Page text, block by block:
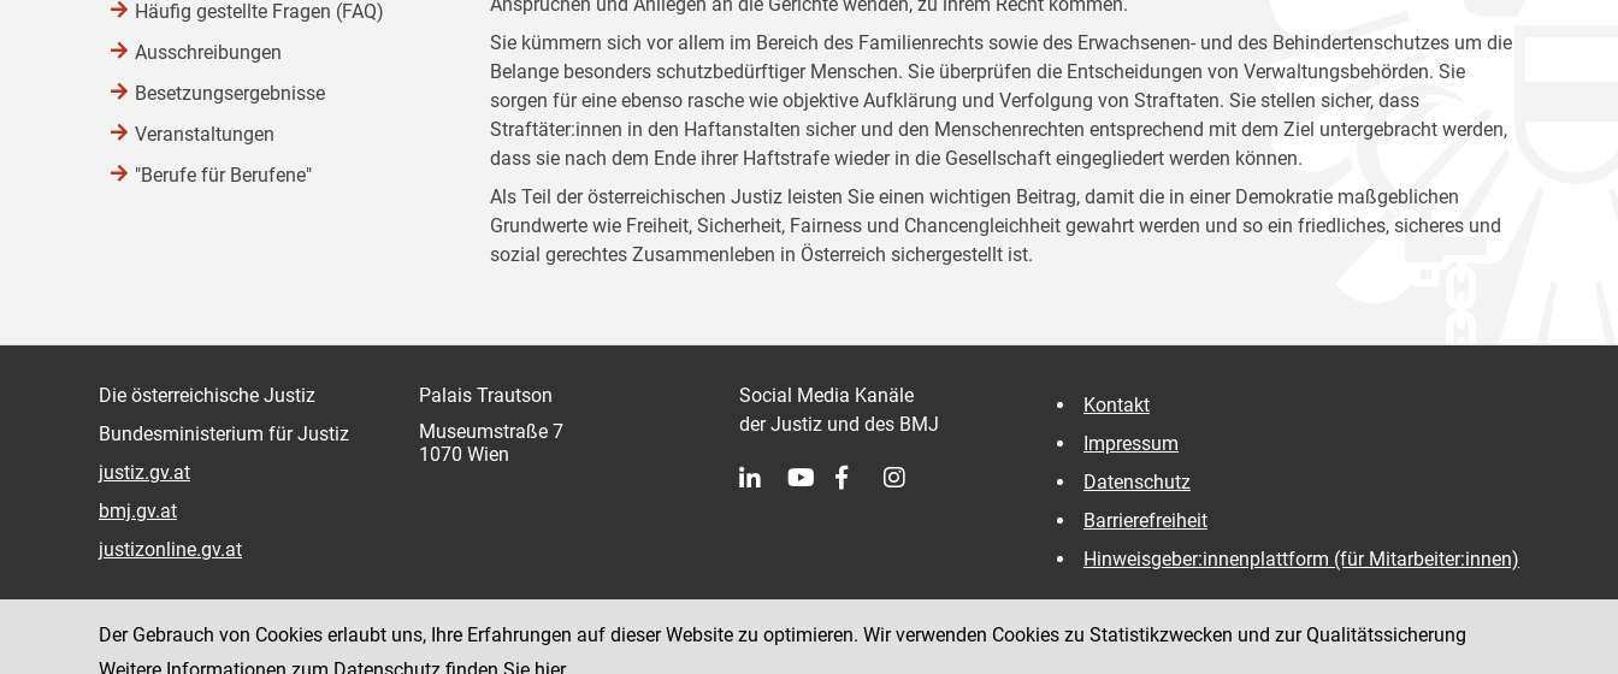
Sie kümmern sich vor allem im Bereich des Familienrechts sowie des Erwachsenen- und des Behindertenschutzes um die
Belange besonders schutzbedürftiger Menschen. Sie überprüfen die Entscheidungen von Verwaltungsbehörden. Sie
sorgen für eine ebenso rasche wie objektive Aufklärung und Verfolgung von Straftaten. Sie stellen sicher, dass
Straftäter:innen in den Haftanstalten sicher und den Menschenrechten entsprechend mit dem Ziel untergebracht werden,
dass sie nach dem Ende ihrer Haftstrafe wieder in die Gesellschaft eingegliedert werden können.
Als Teil der österreichischen Justiz leisten Sie einen wichtigen Beitrag, damit die in einer Demokratie maßgeblichen
Grundwerte wie Freiheit, Sicherheit, Fairness und Chancengleichheit gewahrt werden und so ein friedliches, sicheres und
sozial gerechtes Zusammenleben in Österreich sichergestellt ist.
Häufig gestellte Fragen (FAQ)
Ausschreibungen
Besetzungsergebnisse
Veranstaltungen
"Berufe für Berufene"
Die österreichische Justiz
Bundesministerium für Justiz
justiz.gv.at
bmj.gv.at
justizonline.gv.at
Palais Trautson
Museumstraße 7
1070 Wien
Social Media Kanäle
der Justiz und des BMJ
Kontakt
Impressum
Datenschutz
Barrierefreiheit
Hinweisgeber:innenplattform (für Mitarbeiter:innen)
Der Gebrauch von Cookies erlaubt uns, Ihre Erfahrungen auf dieser Website zu optimieren. Wir verwenden Cookies zu Statistikzwecken und zur Qualitätssicherung